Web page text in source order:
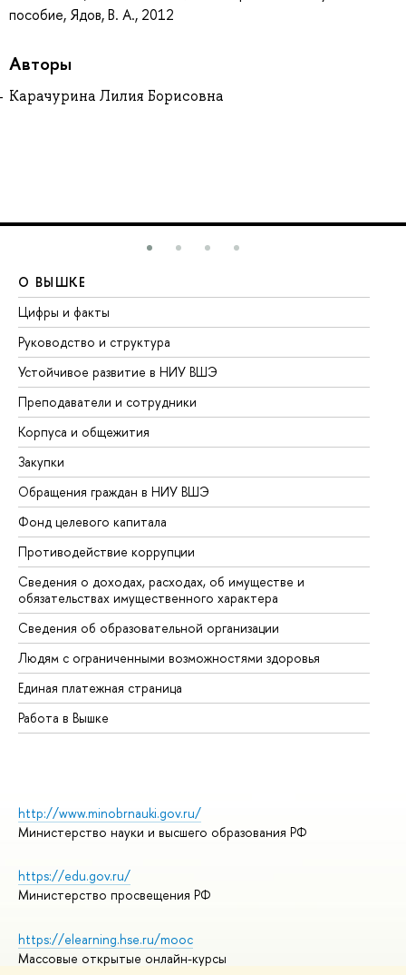
пособие, Ядов, В. А., 2012
Авторы
Карачурина Лилия Борисовна
О ВЫШКЕ
Цифры и факты
Руководство и структура
Устойчивое развитие в НИУ ВШЭ
Преподаватели и сотрудники
Корпуса и общежития
Закупки
Обращения граждан в НИУ ВШЭ
Фонд целевого капитала
Противодействие коррупции
Сведения о доходах, расходах, об имуществе и
обязательствах имущественного характера
Сведения об образовательной организации
Людям с ограниченными возможностями здоровья
Единая платежная страница
Работа в Вышке
http://www.minobrnauki.gov.ru/
Министерство науки и высшего образования РФ
https://edu.gov.ru/
Министерство просвещения РФ
https://elearning.hse.ru/mooc
Массовые открытые онлайн-курсы